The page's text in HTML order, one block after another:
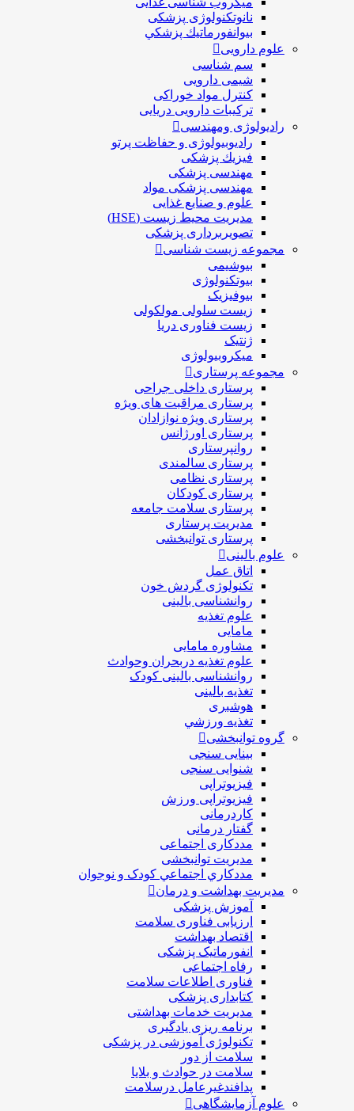
نانوتکنولوژی پزشکی
بيوانفورماتيك پزشكي
علوم دارویی
سم شناسی
شیمی دارویی
کنترل مواد خوراکی
ترکیبات دارویی دریایی
رادیولوژی ومهندسی
رادیوبیولوژی و حفاظت پرتو
فيزيك پزشکی
مهندسی پزشکی
مهندسی پزشکی مواد
علوم و صنايع غذایی
مدیریت محیط زیست (HSE)
تصویربرداری پزشکی
مجموعه زیست شناسی
بیوشیمی
بیوتکنولوژی
بیوفیزیک
زیست سلولی مولکولی
زیست فناوری دریا
ژنتیک
میکروبیولوژی
مجموعه پرستاری
پرستاری داخلی جراحی
پرستاری مراقبت های ويژه
پرستاری ويژه نوازادان
پرستاری اورژانس
روانپرستاری
پرستاری سالمندی
پرستاری نظامی
پرستاری کودکان
پرستاری سلامت جامعه
مدیریت پرستاری
پرستاری توانبخشی
علوم بالینی
اتاق عمل
تکنولوژی گردش خون
روانشناسی بالینی
علوم تغذیه
مامایی
مشاوره مامایی
علوم تغذیه دربحران وحوادث
روانشناسی بالینی کودک
تغذیه بالینی
هوشبری
تغذيه ورزشي
گروه توانبخشی
بینایی سنجی
شنوایی سنجی
فیزیوتراپی
فیزیوتراپی ورزش
کاردرمانی
گفتار درمانی
مددکاری اجتماعی
مديريت توانبخشی
مددکاري اجتماعي کودک و نوجوان
مدیریت بهداشت و درمان
آموزش پزشکی
ارزیابی فناوری سلامت
اقتصاد بهداشت
انفورماتیک پزشکی
رفاه اجتماعی
فناوری اطلاعات سلامت
کتابداری پزشکی
مديريت خدمات بهداشتی
برنامه ریزی یادگیری
تکنولوژی آموزشی در پزشکی
سلامت از دور
سلامت در حوادث و بلایا
پدافندغیرعامل درسلامت
علوم آزمایشگاهی